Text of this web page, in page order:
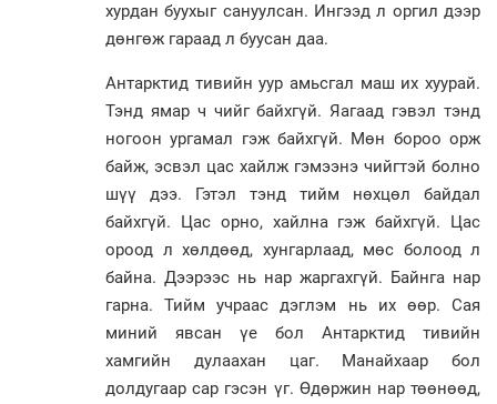
хурдан буухыг сануулсан. Ингээд л оргил дээр
дөнгөж гараад л буусан даа.
Антарктид тивийн уур амьсгал маш их хуурай.
Тэнд ямар ч чийг байхгүй. Яагаад гэвэл тэнд
ногоон ургамал гэж байхгүй. Мөн бороо орж
байж, эсвэл цас хайлж гэмээнэ чийгтэй болно
шүү дээ. Гэтэл тэнд тийм нөхцөл байдал
байхгүй. Цас орно, хайлна гэж байхгүй. Цас
ороод л хөлдөөд, хунгарлаад, мөс болоод л
байна. Дээрээс нь нар жаргахгүй. Байнга нар
гарна. Тийм учраас дэглэм нь их өөр. Сая
миний явсан үе бол Антарктид тивийн
хамгийн дулаахан цаг. Манайхаар бол
долдугаар сар гэсэн үг. Өдөржин нар төөнөөд,